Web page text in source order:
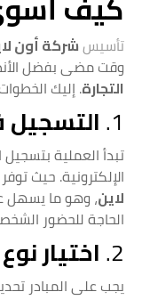
تأسيسشركة أون
وقت مضى بفضل
التجارة. إليك
1. التسجيل
تبدأ العملية
الإلكترونية. حيث توفر
لاين، وهو ما يسهل
الحاجة للحضور
2. اختيار
يجب على المبادر